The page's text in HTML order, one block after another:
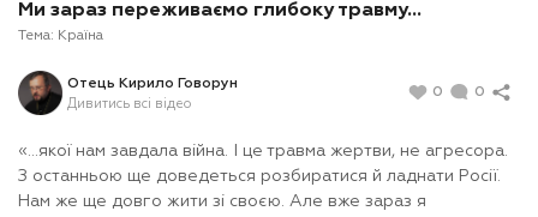
Ми зараз переживаємо глибоку травму…
Тема: Країна
Отець Кирило Говорун
Дивитись всі відео
0 0
«…якої нам завдала війна. І це травма жертви, не агресора.
З останньою ще доведеться розбиратися й ладнати Росії.
Нам же ще довго жити зі своєю. Але вже зараз я